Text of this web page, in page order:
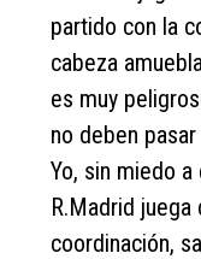
partido con la
cabeza
es muy
no deben
Yo, sin miedo
R.Madrid
coordinación,